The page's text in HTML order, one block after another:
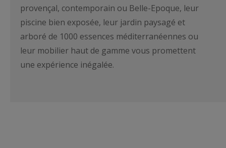
provençal, contemporain ou Belle-Epoque, leur
piscine bien exposée, leur jardin paysagé et
arboré de 1000 essences méditerranéennes ou
leur mobilier haut de gamme vous promettent
une expérience inégalée.